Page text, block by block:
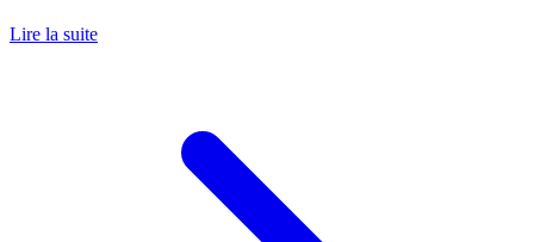
Lire la suite